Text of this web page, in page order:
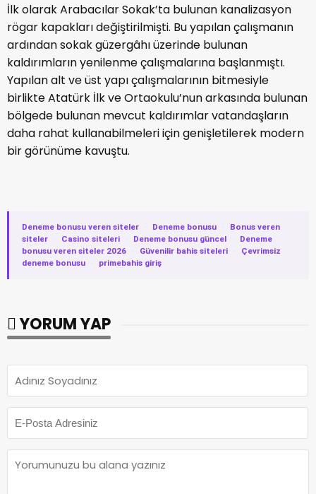
İlk olarak Arabacılar Sokak’ta bulunan kanalizasyon
rögar kapakları değiştirilmişti. Bu yapılan çalışmanın
ardından sokak güzergâhı üzerinde bulunan
kaldırımların yenilenme çalışmalarına başlanmıştı.
Yapılan alt ve üst yapı çalışmalarının bitmesiyle
birlikte Atatürk İlk ve Ortaokulu’nun arkasında bulunan
bölgede bulunan mevcut kaldırımlar vatandaşların
daha rahat kullanabilmeleri için genişletilerek modern
bir görünüme kavuştu.
Deneme bonusu veren siteler · Deneme bonusu ·
Bonus veren
siteler
· Casino siteleri · Deneme bonusu güncel ·
Deneme
bonusu veren siteler 2026
· Güvenilir bahis siteleri ·
Çevrimsiz
deneme bonusu
· primebahis giriş
YORUM YAP